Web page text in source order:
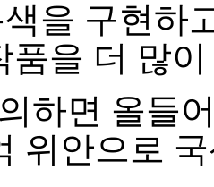
을 구현하
품을 더 많
하면 올들
위안으로